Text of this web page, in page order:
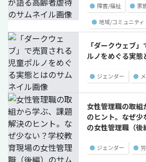
● 障害/福祉 ● 家
● 地域/コミュニティ
「ダークウェブ
ルノをめぐる実態
● ジェンダー ●
女性管理職の取組
のヒント。なぜ
の女性管理職（後
● ジェンダー ●